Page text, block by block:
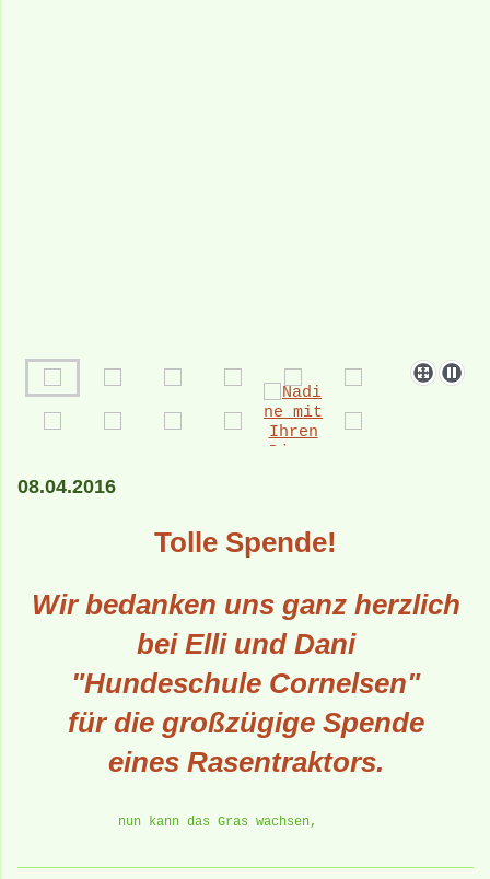
08.04.2016
Tolle Spende!
Wir bedanken uns ganz herzlich
bei Elli und Dani
"Hundeschule Cornelsen"
für die großzügige Spende
eines Rasentraktors.
nun kann das Gras wachsen,